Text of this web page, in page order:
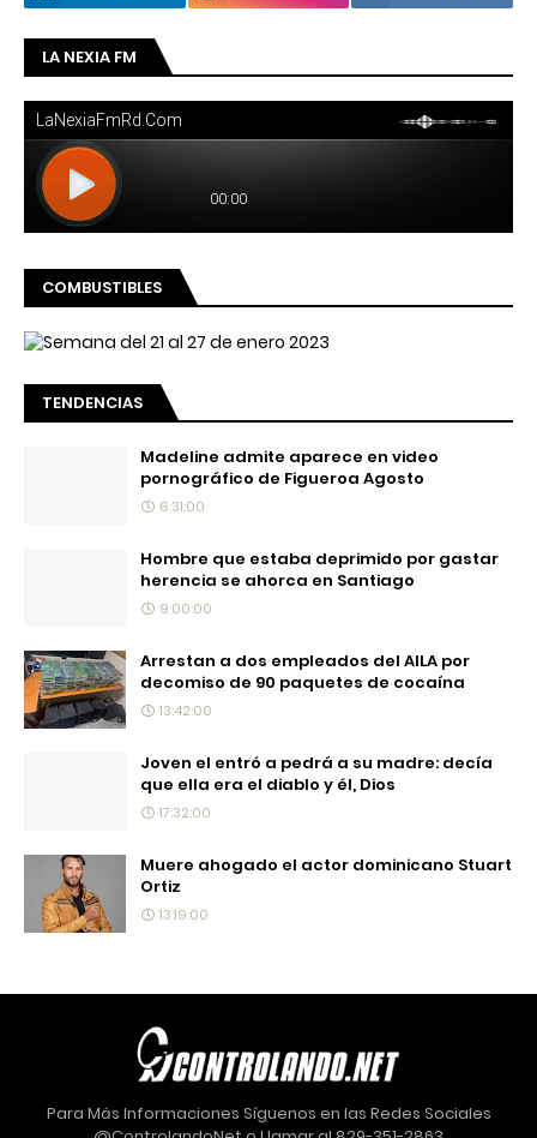
LA NEXIA FM
COMBUSTIBLES
TENDENCIAS
Madeline admite aparece en video
pornográfico de Figueroa Agosto
6:31:00
Hombre que estaba deprimido por gastar
herencia se ahorca en Santiago
9:00:00
Arrestan a dos empleados del AILA por
decomiso de 90 paquetes de cocaína
13:42:00
Joven el entró a pedrá a su madre: decía
que ella era el diablo y él, Dios
17:32:00
Muere ahogado el actor dominicano Stuart
Ortiz
13:19:00
Para Más Informaciones Síguenos en las Redes Sociales